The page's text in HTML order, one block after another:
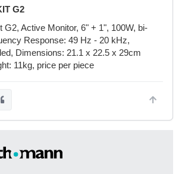
G2
G2, Active Monitor, 6" + 1", 100W, bi-
Response: 49 Hz - 20 kHz,
Dimensions: 21.1 x 22.5 x 29cm
11kg, price per piece